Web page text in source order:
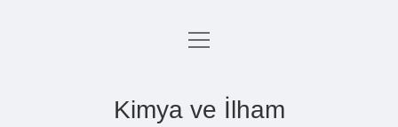
Anasayfa
menüyü
Kimya ve İlham